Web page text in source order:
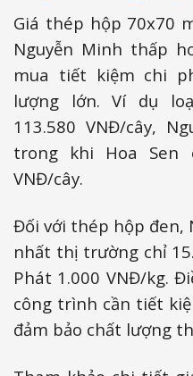
Giá thép hộp 70x70
Nguyễn Minh thấp
mua tiết kiệm chi
lượng lớn. Ví dụ
113.580 VNĐ/cây,
trong khi Hoa Sen
VNĐ/cây.
Đối với thép hộp đen,
nhất thị trường chỉ
Phát 1.000 VNĐ/kg.
công trình cần tiết
đảm bảo chất lượng